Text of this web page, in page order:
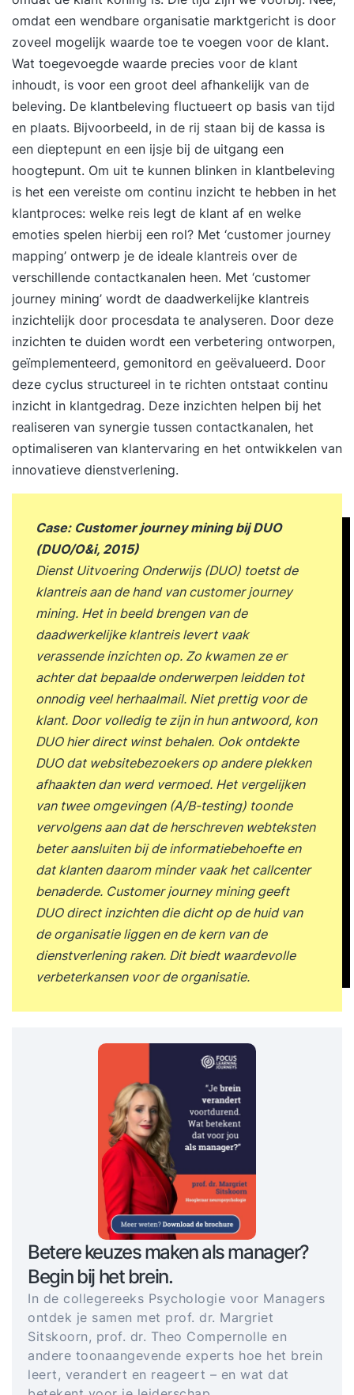
omdat een wendbare organisatie marktgericht is door
zoveel mogelijk waarde toe te voegen voor de klant.
Wat toegevoegde waarde precies voor de klant
inhoudt, is voor een groot deel afhankelijk van de
beleving. De klantbeleving fluctueert op basis van tijd
en plaats. Bijvoorbeeld, in de rij staan bij de kassa is
een dieptepunt en een ijsje bij de uitgang een
hoogtepunt. Om uit te kunnen blinken in klantbeleving
is het een vereiste om continu inzicht te hebben in het
klantproces: welke reis legt de klant af en welke
emoties spelen hierbij een rol? Met ‘customer journey
mapping’ ontwerp je de ideale klantreis over de
verschillende contactkanalen heen. Met ‘customer
journey mining’ wordt de daadwerkelijke klantreis
inzichtelijk door procesdata te analyseren. Door deze
inzichten te duiden wordt een verbetering ontworpen,
geïmplementeerd, gemonitord en geëvalueerd. Door
deze cyclus structureel in te richten ontstaat continu
inzicht in klantgedrag. Deze inzichten helpen bij het
realiseren van synergie tussen contactkanalen, het
optimaliseren van klantervaring en het ontwikkelen van
innovatieve dienstverlening.
Case: Customer journey mining bij DUO
(DUO/O&i, 2015)
Dienst Uitvoering Onderwijs (DUO) toetst de
klantreis aan de hand van customer journey
mining. Het in beeld brengen van de
daadwerkelijke klantreis levert vaak
verassende inzichten op. Zo kwamen ze er
achter dat bepaalde onderwerpen leidden tot
onnodig veel herhaalmail. Niet prettig voor de
klant. Door volledig te zijn in hun antwoord, kon
DUO hier direct winst behalen. Ook ontdekte
DUO dat websitebezoekers op andere plekken
afhaakten dan werd vermoed. Het vergelijken
van twee omgevingen (A/B-testing) toonde
vervolgens aan dat de herschreven webteksten
beter aansluiten bij de informatiebehoefte en
dat klanten daarom minder vaak het callcenter
benaderde. Customer journey mining geeft
DUO direct inzichten die dicht op de huid van
de organisatie liggen en de kern van de
dienstverlening raken. Dit biedt waardevolle
verbeterkansen voor de organisatie.
Betere keuzes maken als manager?
Begin bij het brein.
In de collegereeks Psychologie voor Managers
ontdek je samen met prof. dr. Margriet
Sitskoorn, prof. dr. Theo Compernolle en
andere toonaangevende experts hoe het brein
leert, verandert en reageert – en wat dat